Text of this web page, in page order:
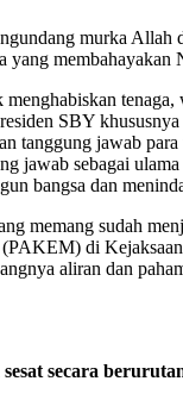
murka
yang membahayakan
SBY
tanggung jawab
jawab sebagai
bangsa dan
memang sudah
di
aliran dan
secara